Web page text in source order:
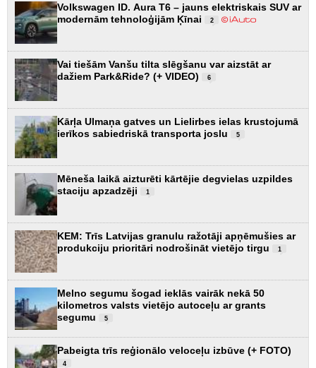
Volkswagen ID. Aura T6 – jauns elektriskais SUV ar
modernām tehnoloģijām Ķīnai
2
Vai tiešām Vanšu tilta slēgšanu var aizstāt ar
dažiem Park&Ride? (+ VIDEO)
6
Kārļa Ulmaņa gatves un Lielirbes ielas krustojumā
ierīkos sabiedriskā transporta joslu
5
Mēneša laikā aizturēti kārtējie degvielas uzpildes
staciju apzadzēji
1
KEM: Trīs Latvijas granulu ražotāji apņēmušies ar
produkciju prioritāri nodrošināt vietējo tirgu
1
Melno segumu šogad ieklās vairāk nekā 50
kilometros valsts vietējo autoceļu ar grants
segumu
5
Pabeigta trīs reģionālo veloceļu izbūve (+ FOTO)
4